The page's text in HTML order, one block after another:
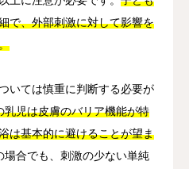
で、外部刺激に対して影響を
いては慎重に判断する必要が
乳児は皮膚のバリア機能が特
は基本的に避けることが望ま
場合でも、刺激の少ない単純